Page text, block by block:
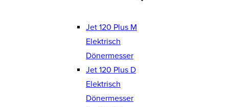
Jet 120 Plus M
Elektrisch
Dönermesser
Jet 120 Plus D
Elektrisch
Dönermesser